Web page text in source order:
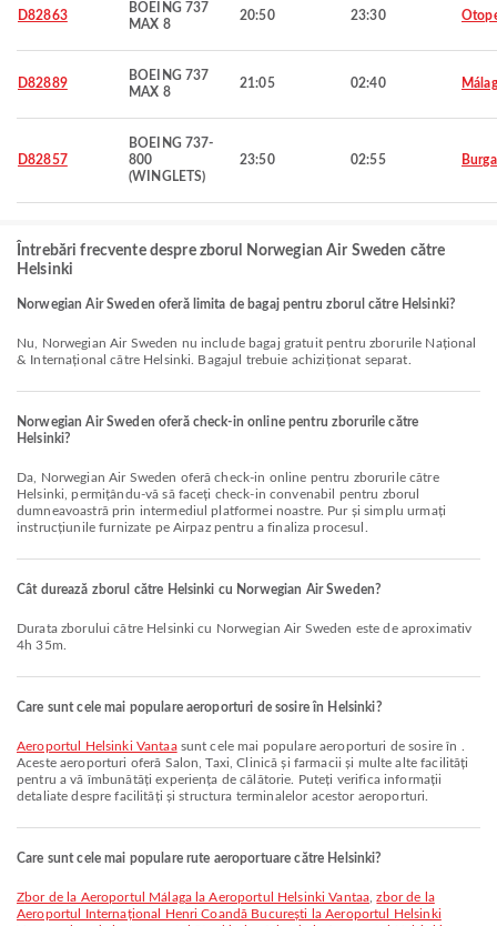
D82863
BOEING 737
MAX 8
20:50 23:30
D82889
BOEING 737
MAX 8
21:05 02:40
D82857
BOEING 737-
800
(WINGLETS)
23:50 02:55
Întrebări frecvente despre zborul Norwegian Air Sweden către
Helsinki
Norwegian Air Sweden oferă limita de bagaj pentru zborul către Helsinki?
Nu, Norwegian Air Sweden nu include bagaj gratuit pentru zborurile Național
& Internațional către Helsinki. Bagajul trebuie achiziționat separat.
Norwegian Air Sweden oferă check-in online pentru zborurile către
Helsinki?
Da, Norwegian Air Sweden oferă check-in online pentru zborurile către
Helsinki, permițându-vă să faceți check-in convenabil pentru zborul
dumneavoastră prin intermediul platformei noastre. Pur și simplu urmați
instrucțiunile furnizate pe Airpaz pentru a finaliza procesul.
Cât durează zborul către Helsinki cu Norwegian Air Sweden?
Durata zborului către Helsinki cu Norwegian Air Sweden este de aproximativ
4h 35m.
Care sunt cele mai populare aeroporturi de sosire în Helsinki?
Aeroportul Helsinki Vantaasunt cele mai populare aeroporturi de sosire în .
Aceste aeroporturi oferă Salon, Taxi, Clinică și farmacii și multe alte facilități
pentru a vă îmbunătăți experiența de călătorie. Puteți verifica informații
detaliate despre facilități și structura terminalelor acestor aeroporturi.
Care sunt cele mai populare rute aeroportuare către Helsinki?
zbor de la Aeroportul Málaga la Aeroportul Helsinki Vantaa ,zbor de la
Aeroportul Internațional Henri Coandă București la Aeroportul Helsinki